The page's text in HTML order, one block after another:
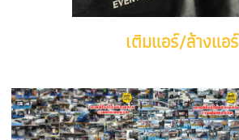
เติมแอร์/ล้างแอร์